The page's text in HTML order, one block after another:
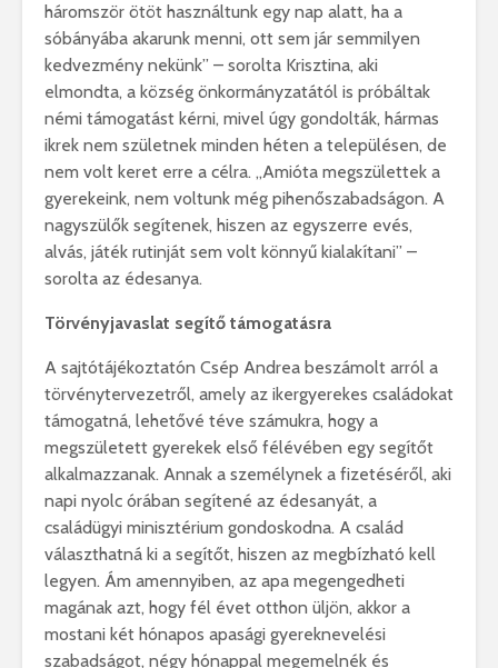
háromször ötöt használtunk egy nap alatt, ha a
sóbányába akarunk menni, ott sem jár semmilyen
kedvezmény nekünk” – sorolta Krisztina, aki
elmondta, a község önkormányzatától is próbáltak
némi támogatást kérni, mivel úgy gondolták, hármas
ikrek nem születnek minden héten a településen, de
nem volt keret erre a célra. „Amióta megszülettek a
gyerekeink, nem voltunk még pihenőszabadságon. A
nagyszülők segítenek, hiszen az egyszerre evés,
alvás, játék rutinját sem volt könnyű kialakítani” –
sorolta az édesanya.
Törvényjavaslat segítő támogatásra
A sajtótájékoztatón Csép Andrea beszámolt arról a
törvénytervezetről, amely az ikergyerekes családokat
támogatná, lehetővé téve számukra, hogy a
megszületett gyerekek első félévében egy segítőt
alkalmazzanak. Annak a személynek a fizetéséről, aki
napi nyolc órában segítené az édesanyát, a
családügyi minisztérium gondoskodna. A család
választhatná ki a segítőt, hiszen az megbízható kell
legyen. Ám amennyiben, az apa megengedheti
magának azt, hogy fél évet otthon üljön, akkor a
mostani két hónapos apasági gyereknevelési
szabadságot, négy hónappal megemelnék és